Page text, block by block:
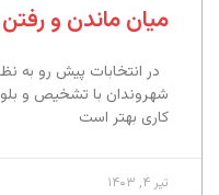
میان ماندن و رفتن
در انتخابات پیش رو به
شهروندان با تشخیص و
کاری بهتر است
تیر ۴, ۱۴۰۳